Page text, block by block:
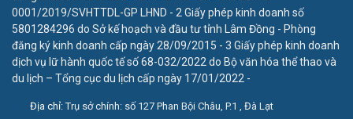
0001/2019/SVHTTDL-GP LHND - 2 Giấy phép kinh doanh số
5801284296 do Sở kế hoạch và đầu tư tỉnh Lâm Đồng - Phòng
đăng ký kinh doanh cấp ngày 28/09/2015 - 3 Giấy phép kinh doanh
dịch vụ lữ hành quốc tế số 68-032/2022 do Bộ văn hóa thể thao và
du lịch – Tổng cục du lịch cấp ngày 17/01/2022 -
Địa chỉ:Trụ sở chính: số 127 Phan Bội Châu, P.1 , Đà Lạt